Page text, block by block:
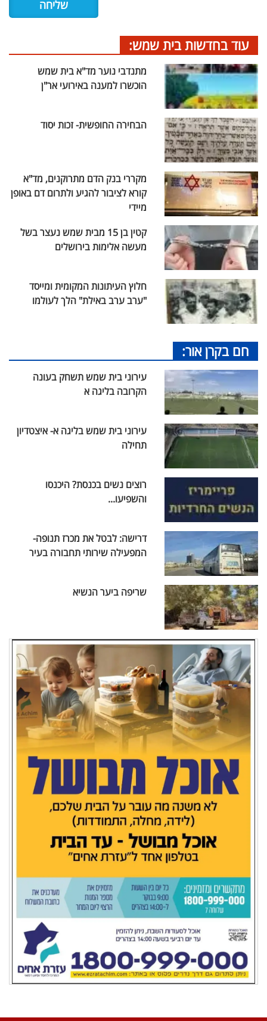
עוד בחדשות בית שמש:
מתנדבי נוער מד"א בית שמש
הוכשרו למענה באירועי אר"ן
הבחירה החופשית- זכות יסוד
מקררי בנק הדם מתרוקנים, מד"א
קורא לציבור להגיע ולתרום דם באופן
מיידי
קטין בן 15 מבית שמש נעצר בשל
מעשה אלימות בירושלים
חלוץ העיתונות המקומית ומייסד
"ערב ערב באילת" הלך לעולמו
חם בקרן אור:
עירוני בית שמש תשחק בעונה
הקרובה בליגה א
עירוני בית שמש בליגה א- איצטדיון
תחילה
רוצים נשים בכנסת? היכנסו
והשפיעו...
דרישה: לבטל את מכרז תנופה-
המפעילה שירותי תחבורה בעיר
שריפה ביער הנשיא